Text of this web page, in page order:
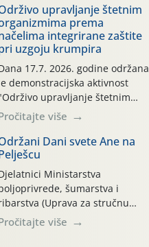
ambalaža kao i
drugih proizvoda koji
sredstva za zaštitu bilja
(npr. ambalaža od mineralnih
se ne prihvaća.
je osiguran
povrat prazne
isključivo ovih tvrtki:
MAKS, AGRONOM,
TKI* (PINUS […]
upravljanje štetnim
prema
integrirane zaštite
uzgoju krumpira
17.7. 2026. godine održana
demonstracijska aktivnost
upravljanje štetnim
prema načelima
integrirane zaštite pri uzgoju
na pokusnom polju
kraj naselja Belica
parcela ID 2445031)
dio Međimurske
više
Dani svete Ane na
Ministarstva
šumarstva i
(Uprava za stručnu
razvoju poljoprivrede)
sudjelovali su na tradicionalnom
više